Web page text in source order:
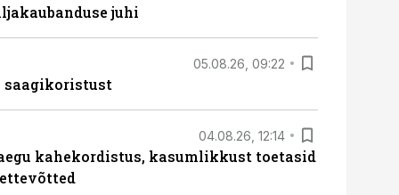
juhi
05.08.26, 09:22
saagikoristust
04.08.26, 12:14
kahekordistus, kasumlikkust toetasid